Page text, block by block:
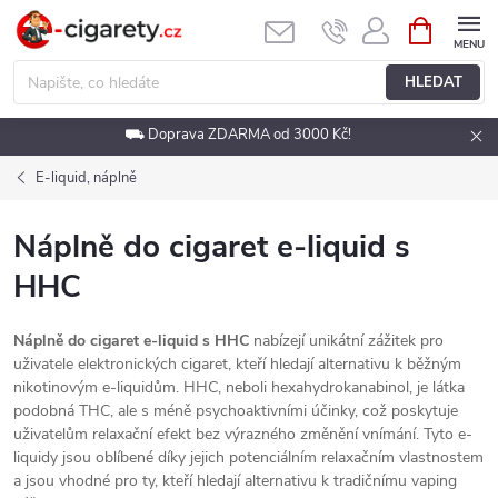
Přejít
obsah
HLEDAT
NÁKUPNÍ
KOŠÍK
⛟ Doprava ZDARMA od 3000 Kč!
E-liquid, náplně
Náplně do cigaret e-liquid s
HHC
Náplně do cigaret e-liquid s HHC nabízejí unikátní zážitek pro
uživatele elektronických cigaret, kteří hledají alternativu k běžným
nikotinovým e-liquidům. HHC, neboli hexahydrokanabinol, je látka
podobná THC, ale s méně psychoaktivními účinky, což poskytuje
uživatelům relaxační efekt bez výrazného změnění vnímání. Tyto e-
liquidy jsou oblíbené díky jejich potenciálním relaxačním vlastnostem
a jsou vhodné pro ty, kteří hledají alternativu k tradičnímu vaping